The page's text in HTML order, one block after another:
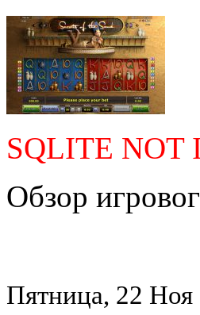
SQLITE NOT
Обзор
Пятница, 22 Ноя